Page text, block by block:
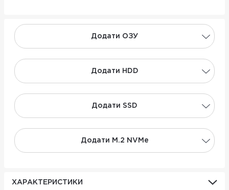
Додати ОЗУ
Додати НDD
Додати SSD
Додати M.2 NVMe
ХАРАКТЕРИСТИКИ